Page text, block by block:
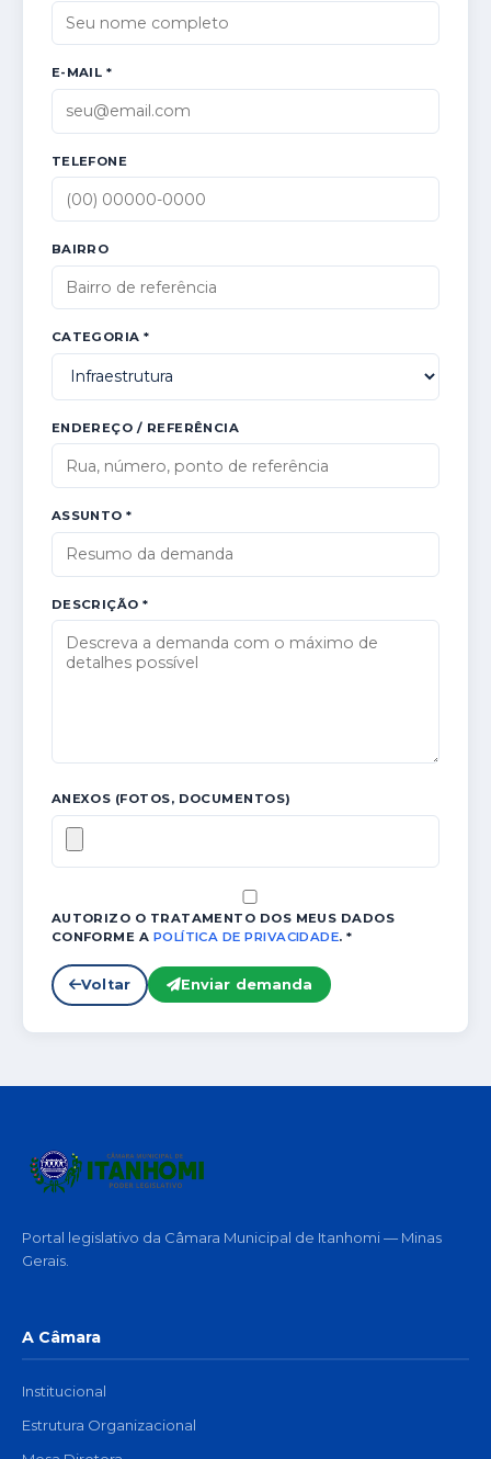
E-MAIL *
TELEFONE
BAIRRO
CATEGORIA *
ENDEREÇO / REFERÊNCIA
ASSUNTO *
DESCRIÇÃO *
ANEXOS (FOTOS, DOCUMENTOS)
AUTORIZO O TRATAMENTO DOS MEUS DADOS
CONFORME A POLÍTICA DE PRIVACIDADE. *
Voltar Enviar demanda
Portal legislativo da Câmara Municipal de Itanhomi — Minas
Gerais.
A Câmara
Institucional
Estrutura Organizacional